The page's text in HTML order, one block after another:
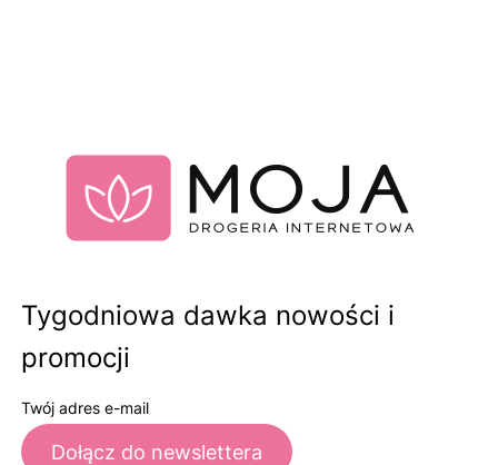
Tygodniowa dawka nowości i
promocji
Twój adres e-mail
Dołącz do newslettera